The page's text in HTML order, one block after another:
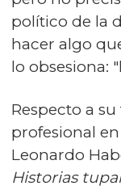
político de la
hacer algo
lo obsesiona:
Respecto a
profesional
Leonardo
Historias